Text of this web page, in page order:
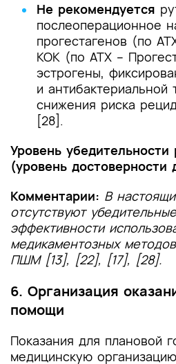
Не рекомендуется
послеоперационное
прогестагенов (по
КОК (по АТХ –
эстрогены,
и
снижения риска
[28].
Уровень
(уровень достоверности
Комментарии: В
отсутствуют
эффективности
медикаментозных
ПШМ [13], [22], [17], [28].
6. Организация
помощи
Показания для плановой
медицинскую